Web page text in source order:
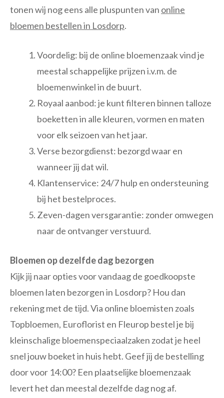
tonen wij nog eens alle pluspunten van online
bloemen bestellen in Losdorp.
Voordelig: bij de online bloemenzaak vind je
meestal schappelijke prijzen i.v.m. de
bloemenwinkel in de buurt.
Royaal aanbod: je kunt filteren binnen talloze
boeketten in alle kleuren, vormen en maten
voor elk seizoen van het jaar.
Verse bezorgdienst: bezorgd waar en
wanneer jij dat wil.
Klantenservice: 24/7 hulp en ondersteuning
bij het bestelproces.
Zeven-dagen versgarantie: zonder omwegen
naar de ontvanger verstuurd.
Bloemen op dezelfde dag bezorgen
Kijk jij naar opties voor vandaag de goedkoopste
bloemen laten bezorgen in Losdorp? Hou dan
rekening met de tijd. Via online bloemisten zoals
Topbloemen, Euroflorist en Fleurop bestel je bij
kleinschalige bloemenspeciaalzaken zodat je heel
snel jouw boeket in huis hebt. Geef jij de bestelling
door voor 14:00? Een plaatselijke bloemenzaak
levert het dan meestal dezelfde dag nog af.